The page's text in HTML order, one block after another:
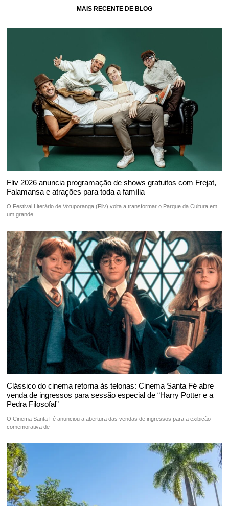
MAIS RECENTE DE BLOG
Fliv 2026 anuncia programação de shows gratuitos com Frejat,
Falamansa e atrações para toda a família
O Festival Literário de Votuporanga (Fliv) volta a transformar o Parque da Cultura em
um grande
Clássico do cinema retorna às telonas: Cinema Santa Fé abre
venda de ingressos para sessão especial de “Harry Potter e a
Pedra Filosofal”
O Cinema Santa Fé anunciou a abertura das vendas de ingressos para a exibição
comemorativa de